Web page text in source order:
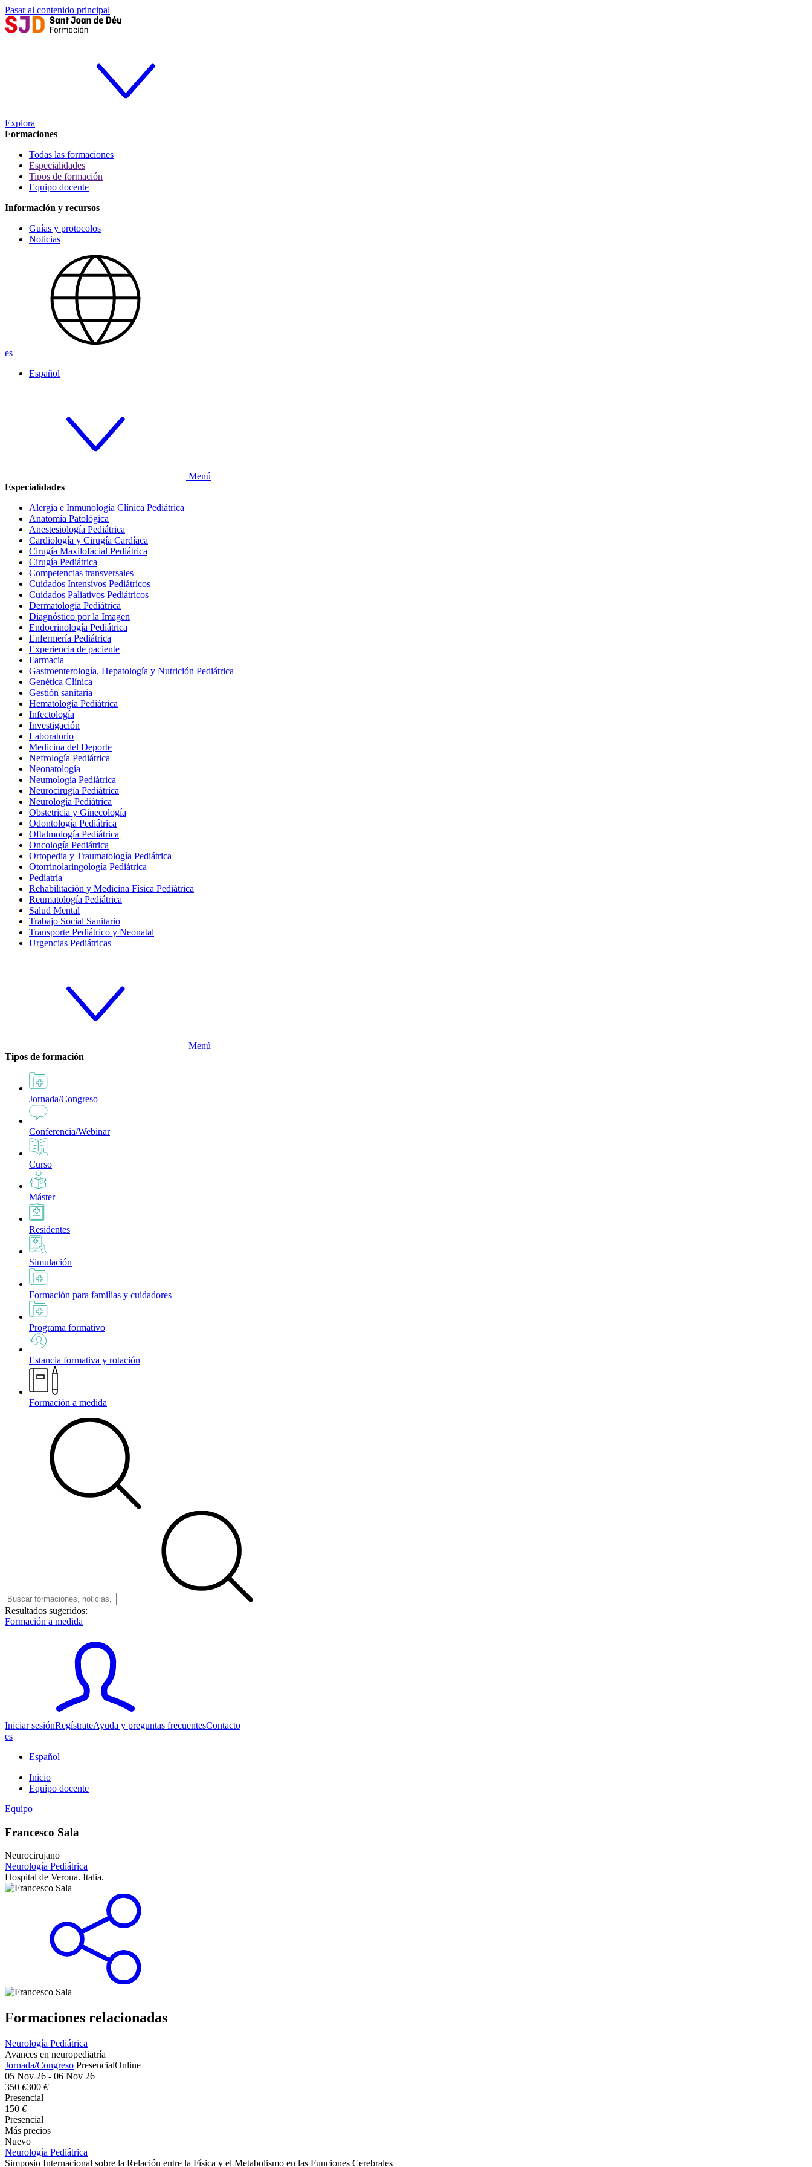
Pasar al contenido principal
Explora
Formaciones
Todas las formaciones
Especialidades
Tipos de formación
Equipo docente
Información y recursos
Guías y protocolos
Noticias
es
Español
Menú
Especialidades
Alergia e Inmunología Clínica Pediátrica
Anatomía Patológica
Anestesiología Pediátrica
Cardiología y Cirugía Cardíaca
Cirugía Maxilofacial Pediátrica
Cirugía Pediátrica
Competencias transversales
Cuidados Intensivos Pediátricos
Cuidados Paliativos Pediátricos
Dermatología Pediátrica
Diagnóstico por la Imagen
Endocrinología Pediátrica
Enfermería Pediátrica
Experiencia de paciente
Farmacia
Gastroenterología, Hepatología y Nutrición Pediátrica
Genética Clínica
Gestión sanitaria
Hematología Pediátrica
Infectología
Investigación
Laboratorio
Medicina del Deporte
Nefrología Pediátrica
Neonatología
Neumología Pediátrica
Neurocirugía Pediátrica
Neurología Pediátrica
Obstetricia y Ginecología
Odontología Pediátrica
Oftalmología Pediátrica
Oncología Pediátrica
Ortopedia y Traumatología Pediátrica
Otorrinolaringología Pediátrica
Pediatría
Rehabilitación y Medicina Física Pediátrica
Reumatología Pediátrica
Salud Mental
Trabajo Social Sanitario
Transporte Pediátrico y Neonatal
Urgencias Pediátricas
Menú
Tipos de formación
Jornada/Congreso
Conferencia/Webinar
Curso
Máster
Residentes
Simulación
Formación para familias y cuidadores
Programa formativo
Estancia formativa y rotación
Formación a medida
Resultados sugeridos:
Formación a medida
Iniciar sesiónRegístrateAyuda y preguntas frecuentesContacto
es
Español
Inicio
Equipo docente
Equipo
Francesco Sala
Neurocirujano
Neurología Pediátrica
Hospital de Verona. Italia.
Formaciones relacionadas
Neurología Pediátrica
Avances en neuropediatría
Jornada/Congreso PresencialOnline
05 Nov 26 - 06 Nov 26
350 €300 €
Presencial
150 €
Presencial
Más precios
Nuevo
Neurología Pediátrica
Simposio Internacional sobre la Relación entre la Física y el Metabolismo en las Funciones Cerebrales